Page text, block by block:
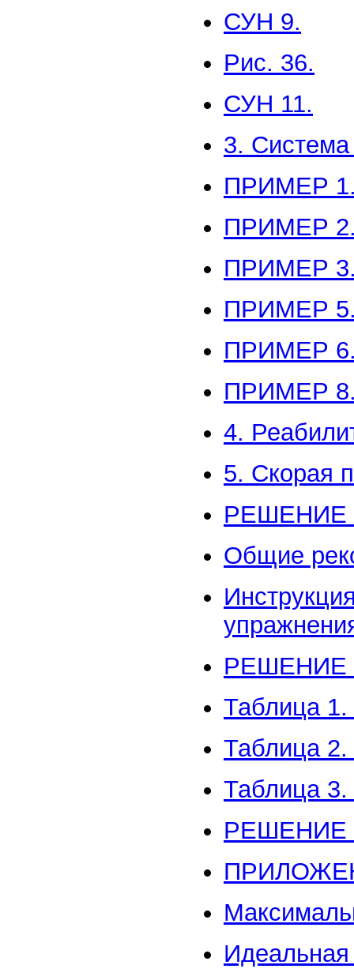
СУН 9.
Рис. 36.
СУН 11.
3. Система
ПРИМЕР
ПРИМЕР
ПРИМЕР
ПРИМЕР
ПРИМЕР
ПРИМЕР
4.
5. Скорая
РЕШЕНИЕ
Общие
РЕШЕНИЕ
Таблица
Таблица 2.
Таблица
РЕШЕНИЕ